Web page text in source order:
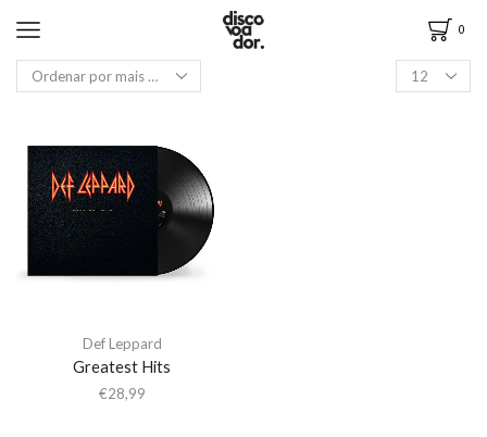
0
Def Leppard
Greatest Hits
€28,99